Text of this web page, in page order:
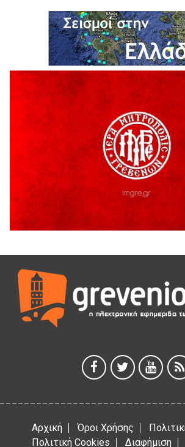
6 Αυγούστου 2026
Ολοκληρώνεται η ασφαλτόστρωση της
6 Αυγούστου 2026
H παραδοχή λαθών είναι (και) δύναμη
5 Αυγούστου 2026
Ο ΑΝΔΡΕΑΣ ΑΣΛΑΝΙΔΗΣ ΣΥΝΕΧΙΖΕΙ ΣΤΟΝ
ΓΡΕΒΕΝΩΝ
5 Αυγούστου 2026
Ευχαριστήριο Εκπολιτιστικού Συλλόγου
Παρασχάκη Αθανάσιο
5 Αυγούστου 2026
Διακοπή υδροδότησης του Α΄ κλάδου
5 Αυγούστου 2026
Θερινό Σινεμά στο πλαίσιο του
Καλοκαιριού 2026» με την βραβευμένη
Ανάσες».
5 Αυγούστου 2026
5 Αυγούστου 2026
Αρχική Όροι Χρήσης
Πολιτική Cookies
Διαφήμιση